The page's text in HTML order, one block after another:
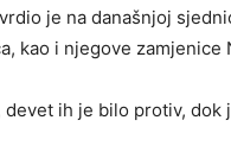
je na današnjoj
kao i njegove zamjenice
ih je bilo protiv, dok